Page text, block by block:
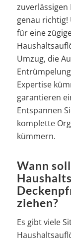
zuverlässigen
genau richtig!
für eine
Umzug, die
Expertise
garantieren
Entspannen
komplette
kümmern.
Wann
ziehen?
Es gibt viele